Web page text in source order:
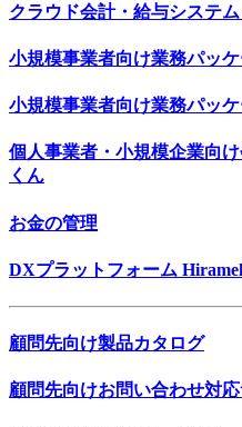
クラウド会計・給与システム
小規模事業者向け業務パッ
小規模事業者向け業務パッ
個人事業者・小規模企業向
くん
お金の管理
DXプラットフォーム
顧問先向け製品カタログ
顧問先向けお問い合わせ対